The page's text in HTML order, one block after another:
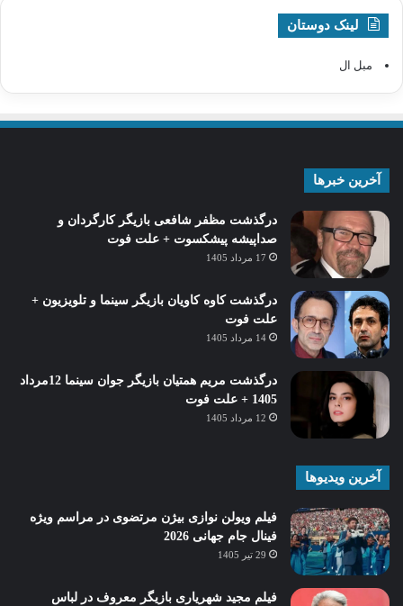
لینک دوستان
مبل ال
آخرین خبرها
درگذشت مظفر شافعی بازیگر کارگردان و
صداپیشه پیشکسوت + علت فوت
17 مرداد 1405
درگذشت کاوه کاویان بازیگر سینما و تلویزیون +
علت فوت
14 مرداد 1405
درگذشت مریم همتیان بازیگر جوان سینما 12مرداد
1405 + علت فوت
12 مرداد 1405
آخرین ویدیوها
فیلم ویولن نوازی بیژن مرتضوی در مراسم ویژه
فینال جام جهانی 2026
29 تیر 1405
فیلم مجید شهریاری بازیگر معروف در لباس